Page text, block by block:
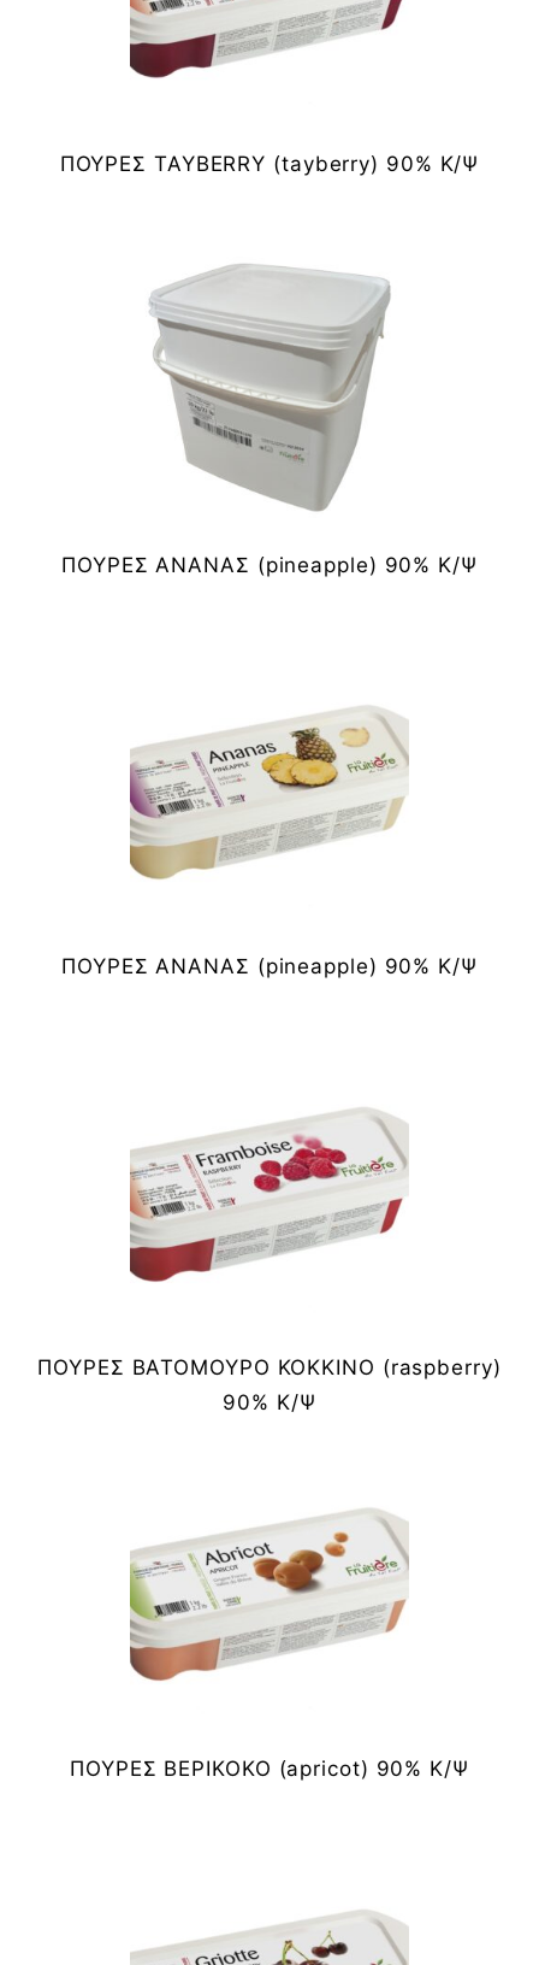
ΠΟΥΡΕΣ TAYBERRY (tayberry) 90% Κ/Ψ
ΠΟΥΡΕΣ ΑΝΑΝΑΣ (pineapple) 90% Κ/Ψ
ΠΟΥΡΕΣ ΑΝΑΝΑΣ (pineapple) 90% Κ/Ψ
ΠΟΥΡΕΣ ΒΑΤΟΜΟΥΡΟ ΚΟΚΚΙΝΟ (raspberry)
90% Κ/Ψ
ΠΟΥΡΕΣ ΒΕΡΙΚΟΚΟ (apricot) 90% Κ/Ψ